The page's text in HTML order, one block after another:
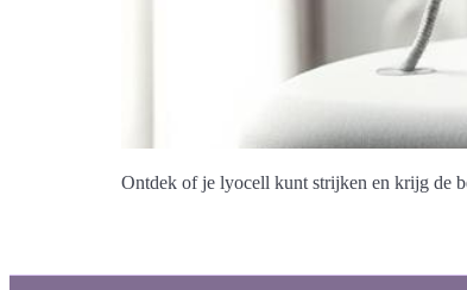
Ontdek of je lyocell kunt strijken en krijg de